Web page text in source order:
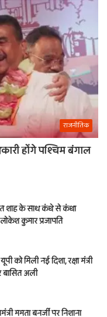
राजनीतिक
होंगे पश्चिम बंगाल
शाह के साथ कंधे से कंधा
कुमार प्रजापति
को मिली नई दिशा, रक्षा मंत्री
अली
ममता बनर्जी पर निशाना